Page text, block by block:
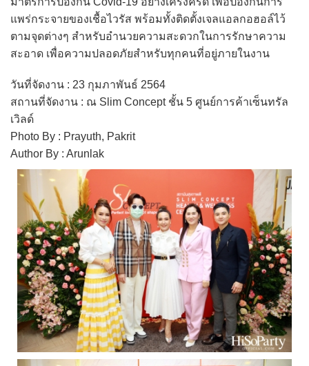
แพร่กระจายของเชื้อไวรัส พร้อมทั้งติดตั้งเจลแอลกอฮอล์ไว้
ตามจุดต่างๆ สำหรับอำนวยความสะดวกในการรักษาความ
สะอาด เพื่อความปลอดภัยสำหรับทุกคนที่อยู่ภายในงาน
วันที่จัดงาน : 23 กุมภาพันธ์ 2564
สถานที่จัดงาน : ณ Slim Concept ชั้น 5 ศูนย์การค้าเซ็นทรัล
เวิลด์
Photo By : Prayuth, Pakrit
Author By : Arunlak